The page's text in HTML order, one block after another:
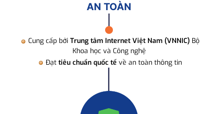
AN TOÀN
Cung cấp bởi Trung tâm Internet Việt Nam (VNNIC) Bộ
Khoa học và Công nghệ
Đạt tiêu chuẩn quốc tế về an toàn thông tin